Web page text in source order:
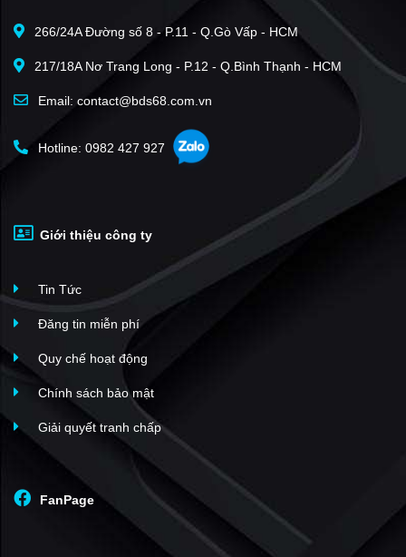
266/24A Đường số 8 - P.11 - Q.Gò Vấp - HCM
217/18A Nơ Trang Long - P.12 - Q.Bình Thạnh - HCM
Email: contact@bds68.com.vn
Hotline: 0982 427 927
Giới thiệu công ty
Tin Tức
Đăng tin miễn phí
Quy chế hoạt động
Chính sách bảo mật
Giải quyết tranh chấp
FanPage